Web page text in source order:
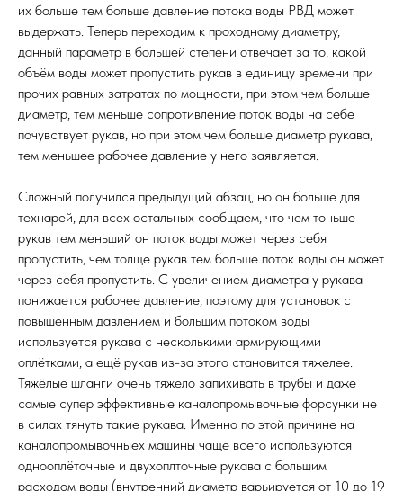
их больше тем больше давление потока воды РВД может
выдержать. Теперь переходим к проходному диаметру,
данный параметр в большей степени отвечает за то, какой
объём воды может пропустить рукав в единицу времени при
прочих равных затратах по мощности, при этом чем больше
диаметр, тем меньше сопротивление поток воды на себе
почувствует рукав, но при этом чем больше диаметр рукава,
тем меньшее рабочее давление у него заявляется.
Сложный получился предыдущий абзац, но он больше для
технарей, для всех остальных сообщаем, что чем тоньше
рукав тем меньший он поток воды может через себя
пропустить, чем толще рукав тем больше поток воды он может
через себя пропустить. С увеличением диаметра у рукава
понижается рабочее давление, поэтому для установок с
повышенным давлением и большим потоком воды
используется рукава с несколькими армирующими
оплётками, а ещё рукав из-за этого становится тяжелее.
Тяжёлые шланги очень тяжело запихивать в трубы и даже
самые супер эффективные каналопромывочные форсунки не
в силах тянуть такие рукава. Именно по этой причине на
каналопромывочныех машины чаще всего используются
однооплёточные и двухоплточные рукава с большим
расходом воды (внутренний диаметр варьируется от 10 до 19